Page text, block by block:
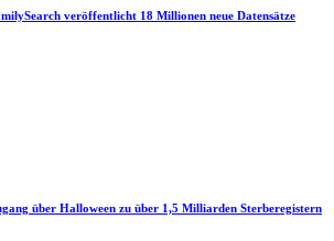
veröffentlicht 18 Millionen neue Datensätze
über Halloween zu über 1,5 Milliarden Sterberegistern